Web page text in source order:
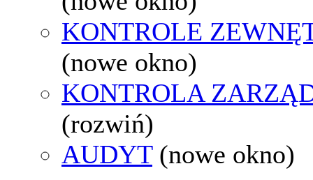
KONTROLE
(nowe okno)
KONTROLA
(rozwiń)
AUDYT (nowe okno)